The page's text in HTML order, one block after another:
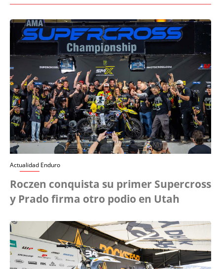
Actualidad Enduro
Roczen conquista su primer Supercross
y Prado firma otro podio en Utah